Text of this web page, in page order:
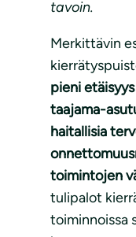
tavoin.
Merkittävin
pieni
taajama-
haitallisia
toimintojen
tulipalot
toiminnoissa